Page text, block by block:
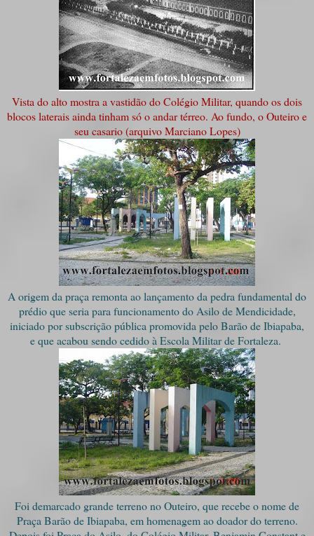
Vista do alto mostra a vastidão do Colégio Militar, quando os dois
blocos laterais ainda tinham só o andar térreo. Ao fundo, o Outeiro e
seu casario (arquivo Marciano Lopes)
A origem da praça remonta ao lançamento da pedra fundamental do
prédio que seria para funcionamento do Asilo de Mendicidade,
iniciado por subscrição pública promovida pelo Barão de Ibiapaba,
e que acabou sendo cedido à Escola Militar de Fortaleza.
Foi demarcado grande terreno no Outeiro, que recebe o nome de
Praça Barão de Ibiapaba, em homenagem ao doador do terreno.